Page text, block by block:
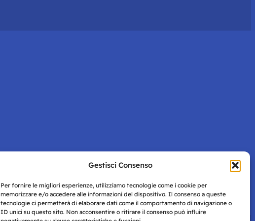
Gestisci Consenso
Per fornire le migliori esperienze, utilizziamo tecnologie come i cookie per
memorizzare e/o accedere alle informazioni del dispositivo. Il consenso a queste
tecnologie ci permetterà di elaborare dati come il comportamento di navigazione o
ID unici su questo sito. Non acconsentire o ritirare il consenso può influire